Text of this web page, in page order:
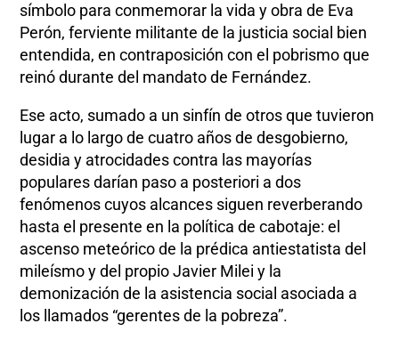
símbolo para conmemorar la vida y obra de Eva
Perón, ferviente militante de la justicia social bien
entendida, en contraposición con el pobrismo que
reinó durante del mandato de Fernández.
Ese acto, sumado a un sinfín de otros que tuvieron
lugar a lo largo de cuatro años de desgobierno,
desidia y atrocidades contra las mayorías
populares darían paso a posteriori a dos
fenómenos cuyos alcances siguen reverberando
hasta el presente en la política de cabotaje: el
ascenso meteórico de la prédica antiestatista del
mileísmo y del propio Javier Milei y la
demonización de la asistencia social asociada a
los llamados “gerentes de la pobreza”.